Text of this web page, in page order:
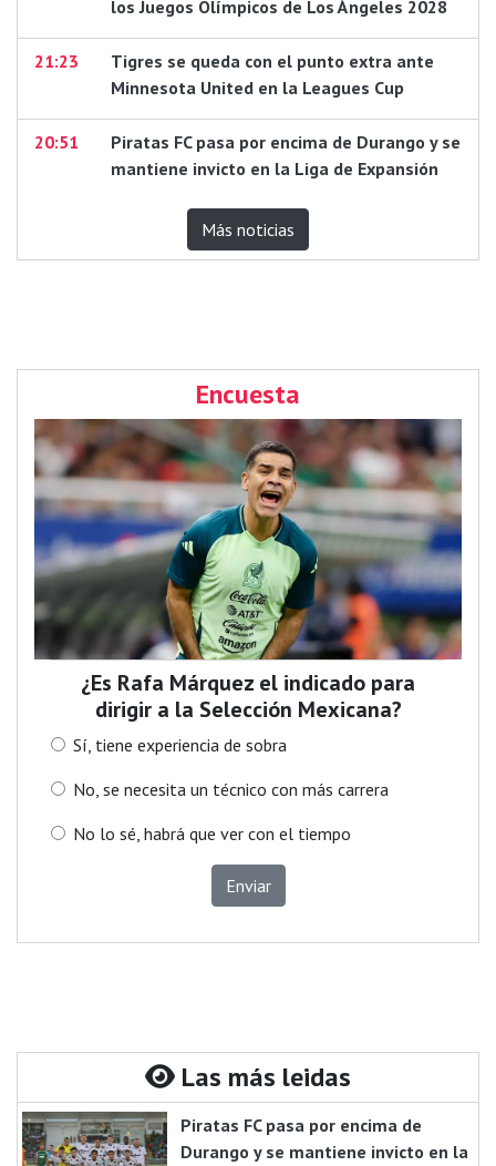
los Juegos Olímpicos de Los Ángeles 2028
21:23
Tigres se queda con el punto extra ante
Minnesota United en la Leagues Cup
20:51
Piratas FC pasa por encima de Durango y se
mantiene invicto en la Liga de Expansión
Más noticias
Encuesta
¿Es Rafa Márquez el indicado para
dirigir a la Selección Mexicana?
Sí, tiene experiencia de sobra
No, se necesita un técnico con más carrera
No lo sé, habrá que ver con el tiempo
Enviar
Las más leidas
Piratas FC pasa por encima de
Durango y se mantiene invicto en la